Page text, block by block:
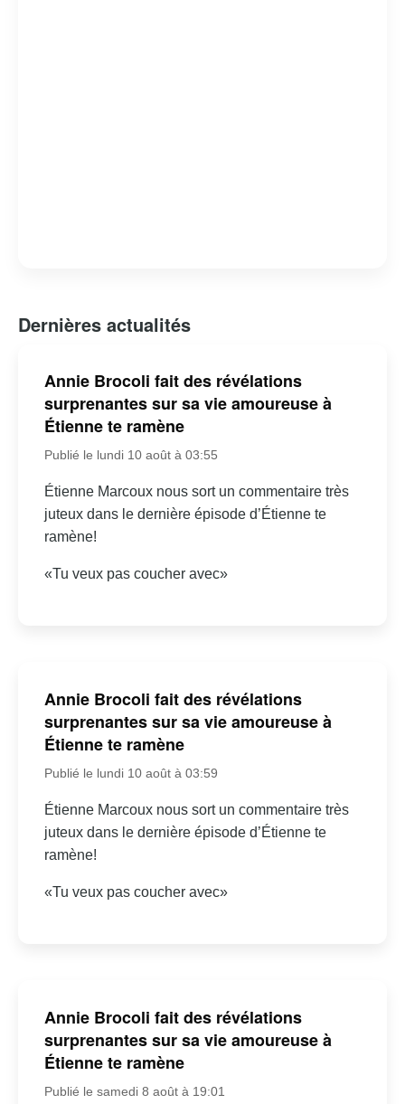
Dernières actualités
Annie Brocoli fait des révélations
surprenantes sur sa vie amoureuse à
Étienne te ramène
Publié le lundi 10 août à 03:55
Étienne Marcoux nous sort un commentaire très
juteux dans le dernière épisode d’Étienne te
ramène!
«Tu veux pas coucher avec»
Annie Brocoli fait des révélations
surprenantes sur sa vie amoureuse à
Étienne te ramène
Publié le lundi 10 août à 03:59
Étienne Marcoux nous sort un commentaire très
juteux dans le dernière épisode d’Étienne te
ramène!
«Tu veux pas coucher avec»
Annie Brocoli fait des révélations
surprenantes sur sa vie amoureuse à
Étienne te ramène
Publié le samedi 8 août à 19:01